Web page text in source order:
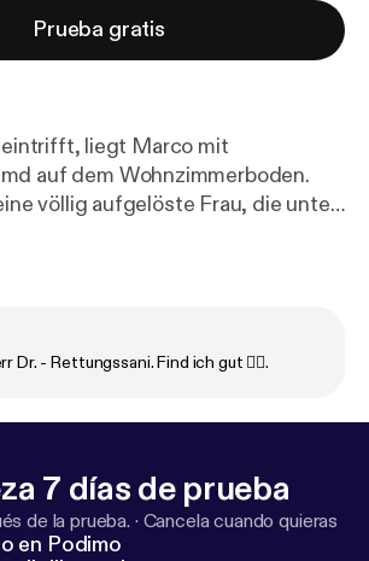
Prueba gratis
liegt Marco mit
auf dem Wohnzimmerboden.
völlig aufgelöste Frau, die unter
Einlieferung ins Krankenhaus
Polizei nach einem Hinweis
Dr. - Rettungssani. Find ich gut 👍🏻.
7 días de prueba
de la prueba. · Cancela cuando quieras
en Podimo